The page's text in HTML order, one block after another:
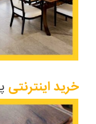
خرید اینترنتی